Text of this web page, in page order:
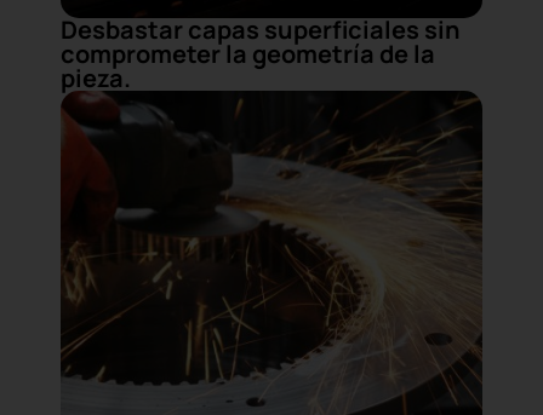
Desbastar capas superficiales sin
comprometer la geometría de la
pieza.